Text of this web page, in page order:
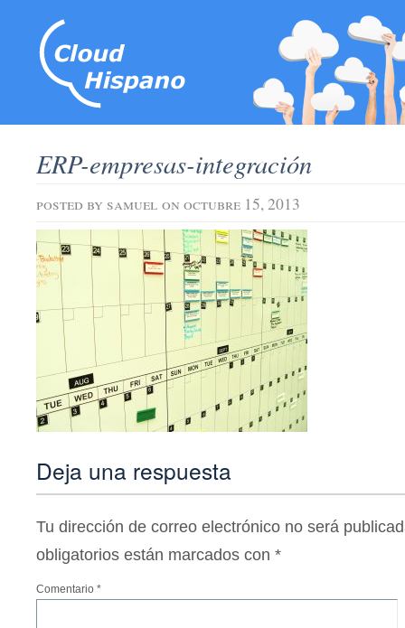
ERP-empresas-integración
posted by samuel on octubre 15, 2013
Deja una respuesta
Tu dirección de correo electrónico no será
obligatorios están marcados con *
Comentario *